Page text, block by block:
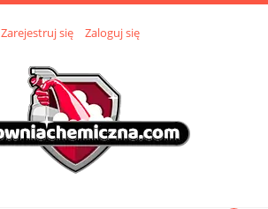
Zarejestruj się Zaloguj się